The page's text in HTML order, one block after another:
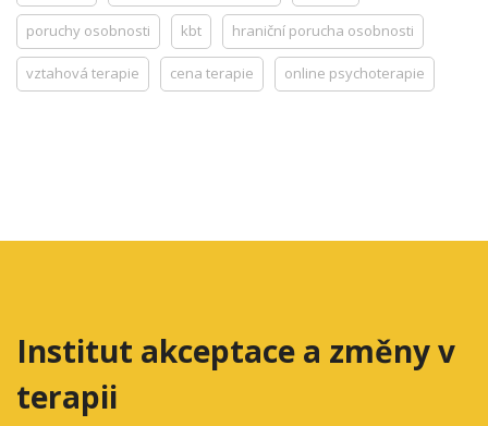
poruchy osobnosti kbt hraniční porucha osobnosti
vztahová terapie cena terapie online psychoterapie
Institut akceptace a změny v
terapii